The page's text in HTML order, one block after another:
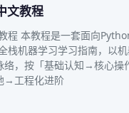
文教程
程 本教程是一套面向
栈机器学习学习指南，以
络，按「基础认知→核心
→工程化进阶